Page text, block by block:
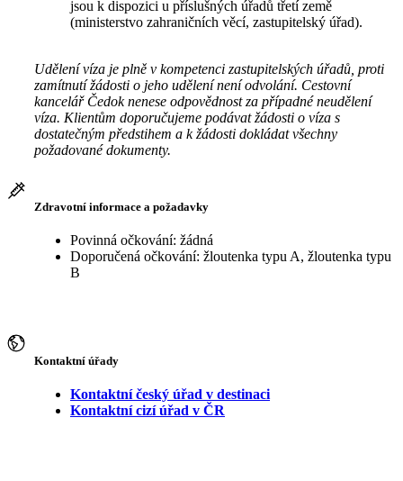
jsou k dispozici u příslušných úřadů třetí země
(ministerstvo zahraničních věcí, zastupitelský úřad).
Udělení víza je plně v kompetenci zastupitelských úřadů, proti
zamítnutí žádosti o jeho udělení není odvolání. Cestovní
kancelář Čedok nenese odpovědnost za případné neudělení
víza. Klientům doporučujeme podávat žádosti o víza s
dostatečným předstihem a k žádosti dokládat všechny
požadované dokumenty.
Zdravotní informace a požadavky
Povinná očkování: žádná
Doporučená očkování: žloutenka typu A, žloutenka typu
B
Kontaktní úřady
Kontaktní český úřad v destinaci
Kontaktní cizí úřad v ČR